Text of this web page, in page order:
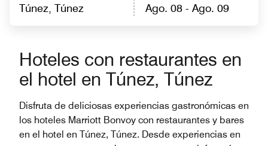
Hoteles con restaurantes en
el hotel en Túnez, Túnez
Disfruta de deliciosas experiencias gastronómicas en
los hoteles Marriott Bonvoy con restaurantes y bares
en el hotel en Túnez, Túnez. Desde experiencias en